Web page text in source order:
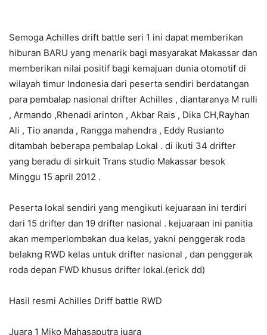
Semoga Achilles drift battle seri 1 ini dapat memberikan
hiburan BARU yang menarik bagi masyarakat Makassar dan
memberikan nilai positif bagi kemajuan dunia otomotif di
wilayah timur Indonesia dari peserta sendiri berdatangan
para pembalap nasional drifter Achilles , diantaranya M rulli
, Armando ,Rhenadi arinton , Akbar Rais , Dika CH,Rayhan
Ali , Tio ananda , Rangga mahendra , Eddy Rusianto
ditambah beberapa pembalap Lokal . di ikuti 34 drifter
yang beradu di sirkuit Trans studio Makassar besok
Minggu 15 april 2012 .
Peserta lokal sendiri yang mengikuti kejuaraan ini terdiri
dari 15 drifter dan 19 drifter nasional . kejuaraan ini panitia
akan memperlombakan dua kelas, yakni penggerak roda
belakng RWD kelas untuk drifter nasional , dan penggerak
roda depan FWD khusus drifter lokal.(erick dd)
Hasil resmi Achilles Driff battle RWD
Juara 1 Miko Mahasaputra juara